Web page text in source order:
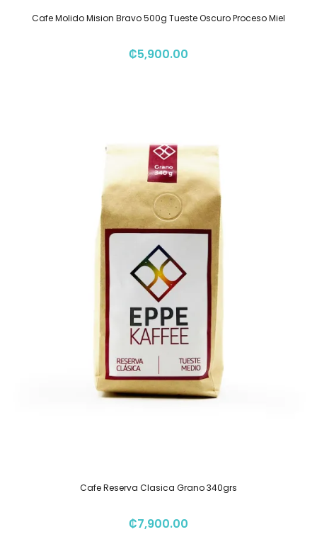
Cafe Molido Mision Bravo 500g Tueste Oscuro Proceso Miel
₡5,900.00
Cafe Reserva Clasica Grano 340grs
₡7,900.00